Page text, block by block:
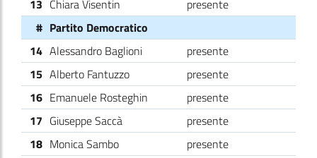
13 Chiara Visentin
presente
# Partito Democratico
14 Alessandro Baglioni
presente
15 Alberto Fantuzzo
presente
16 Emanuele Rosteghin
presente
17 Giuseppe Saccà
presente
18 Monica Sambo
presente